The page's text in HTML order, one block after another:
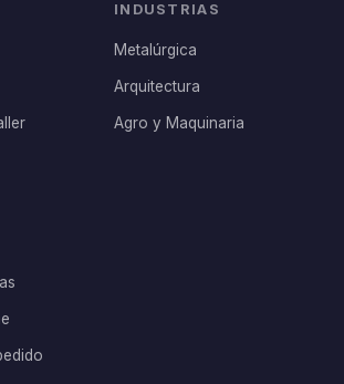
INDUSTRIAS
Metalúrgica
Arquitectura
Agro y Maquinaria